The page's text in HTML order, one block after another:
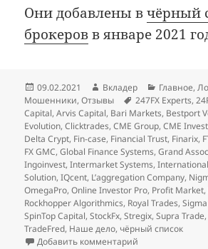
Они добавлены вчёрный
брокеровв январе 2021
Опубликовано
09.02.2021 Автор
Вкладер Рубрики
Главное,
Мошенники,Отзывы Метки
247FX Experts,
Capital,Arvis Capital, Bari Markets, Bestport
Evolution,Clicktrades,CME Group,CME
Delta Crypt, Fin-case, Financial Trust, Finarix,
FX GMC,Global Finance Systems,Grand
Ingoinvest,Intermarket Systems,
Solution,IQcent, L’aggregation Company,
OmegaPro,Online Investor Pro, Profit Market,
Rockhopper Algorithmics, Royal Trades,
SpinTop Capital,StockFx,Stregix,Supra Trade
TradeFred, Наше дело, чёрный список
Добавить комментарий